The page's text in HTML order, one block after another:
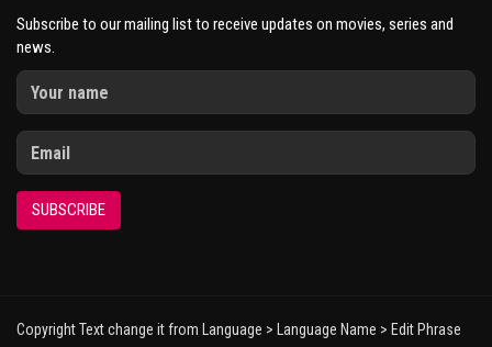
Subscribe to our mailing list to receive updates on movies, series and
news.
SUBSCRIBE
Copyright Text change it from Language > Language Name > Edit Phrase